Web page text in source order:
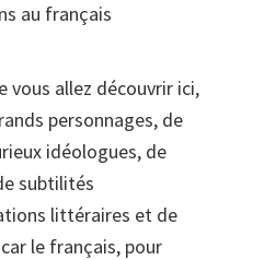
au français
vous allez découvrir ici,
personnages, de
idéologues, de
subtilités
littéraires et de
le français, pour